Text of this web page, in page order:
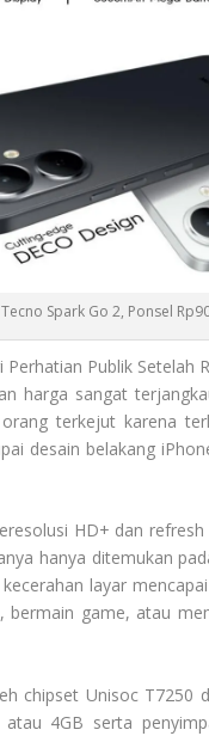
Tecno Spark Go 2, Ponsel
Publik Setelah
harga sangat
terkejut karena
desain belakang
HD+ dan
hanya ditemukan
layar
bermain game, atau
chipset Unisoc T7250
4GB serta